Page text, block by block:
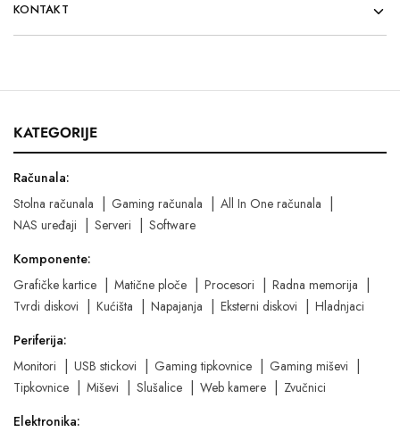
KONTAKT
KATEGORIJE
Računala:
Stolna računala
Gaming računala
All In One računala
NAS uređaji
Serveri
Software
Komponente:
Grafičke kartice
Matične ploče Procesori
Radna memorija
Tvrdi diskovi
Kućišta Napajanja Eksterni diskovi
Hladnjaci
Periferija:
Monitori
USB stickovi Gaming tipkovnice
Gaming miševi
Tipkovnice
Miševi Slušalice Web kamere
Zvučnici
Elektronika: